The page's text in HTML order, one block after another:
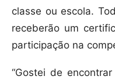
classe ou escola.
receberão um
participação na
“Gostei de